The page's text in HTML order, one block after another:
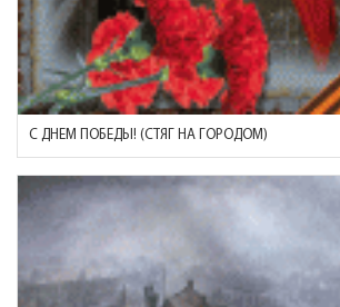
С ДНЕМ ПОБЕДЫ! (СТЯГ НА ГОРОДОМ)